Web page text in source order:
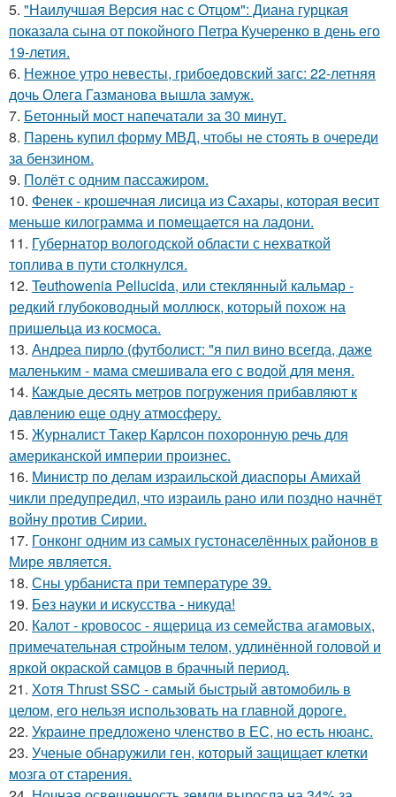
5. "Наилучшая Версия нас с Отцом": Диана гурцкая
показала сына от покойного Петра Кучеренко в день его
19-летия.
6. Нежное утро невесты, грибоедовский загс: 22-летняя
дочь Олега Газманова вышла замуж.
7. Бетонный мост напечатали за 30 минут.
8. Парень купил форму МВД, чтобы не стоять в очереди
за бензином.
9. Полёт с одним пассажиром.
10. Фенек - крошечная лисица из Сахары, которая весит
меньше килограмма и помещается на ладони.
11. Губернатор вологодской области с нехваткой
топлива в пути столкнулся.
12. Teuthowenia Pellucida, или стеклянный кальмар -
редкий глубоководный моллюск, который похож на
пришельца из космоса.
13. Андреа пирло (футболист: "я пил вино всегда, даже
маленьким - мама смешивала его с водой для меня.
14. Каждые десять метров погружения прибавляют к
давлению еще одну атмосферу.
15. Журналист Такер Карлсон похоронную речь для
американской империи произнес.
16. Министр по делам израильской диаспоры Амихай
чикли предупредил, что израиль рано или поздно начнёт
войну против Сирии.
17. Гонконг одним из самых густонаселённых районов в
Мире является.
18. Сны урбаниста при температуре 39.
19. Без науки и искусства - никуда!
20. Калот - кровосос - ящерица из семейства агамовых,
примечательная стройным телом, удлинённой головой и
яркой окраской самцов в брачный период.
21. Хотя Thrust SSC - самый быстрый автомобиль в
целом, его нельзя использовать на главной дороге.
22. Украине предложено членство в ЕС, но есть нюанс.
23. Ученые обнаружили ген, который защищает клетки
мозга от старения.